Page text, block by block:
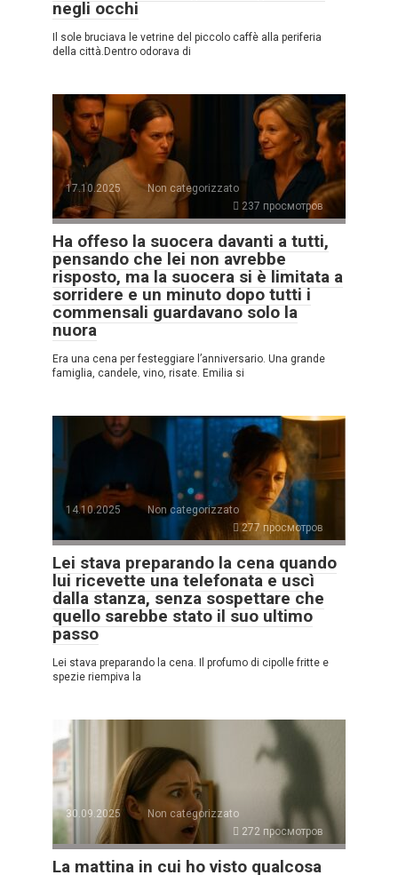
negli occhi
Il sole bruciava le vetrine del piccolo caffè alla periferia
della città.Dentro odorava di
17.10.2025
Non categorizzato
237 просмотров
Ha offeso la suocera davanti a tutti,
pensando che lei non avrebbe
risposto, ma la suocera si è limitata a
sorridere e un minuto dopo tutti i
commensali guardavano solo la
nuora
Era una cena per festeggiare l’anniversario. Una grande
famiglia, candele, vino, risate. Emilia si
14.10.2025
Non categorizzato
277 просмотров
Lei stava preparando la cena quando
lui ricevette una telefonata e uscì
dalla stanza, senza sospettare che
quello sarebbe stato il suo ultimo
passo
Lei stava preparando la cena. Il profumo di cipolle fritte e
spezie riempiva la
30.09.2025
Non categorizzato
272 просмотров
La mattina in cui ho visto qualcosa